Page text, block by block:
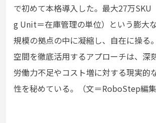
で初めて本格導入した。最大27万
g Unit＝在庫管理の単位）という膨大
規模の拠点の中に凝縮し、自在に操る
空間を徹底活用するアプローチは、深
労働力不足やコスト増に対する現実的
性を秘めている。（文＝RoboStep編集